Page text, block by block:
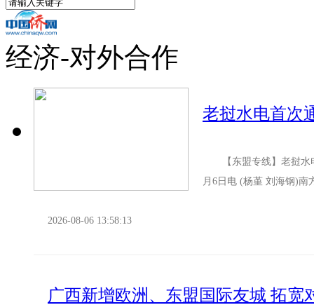
经济-对外合作
【东盟专线】老挝水
月6日电 (杨堇 刘海钢)南
2026-08-06 13:58:13
广西新增欧洲、东盟国际友城 拓宽